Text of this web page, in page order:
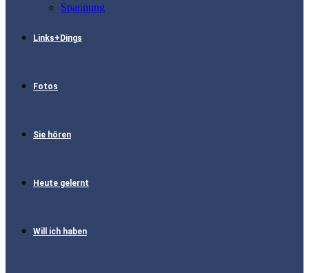
Spannung
Links+Dings
Fotos
Sie hören
Heute gelernt
Will ich haben